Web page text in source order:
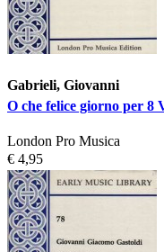
Gabrieli, Giovanni
O che felice giorno per 8
London Pro Musica
€ 4,95